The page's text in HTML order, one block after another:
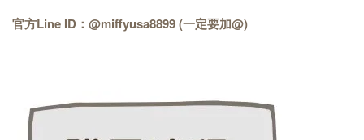
官方Line ID：@miffyusa8899 (一定要加@)